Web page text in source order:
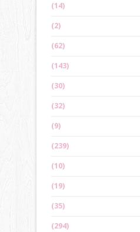
(14)
(2)
(62)
(143)
(30)
(32)
(9)
(239)
(10)
(19)
(35)
(294)